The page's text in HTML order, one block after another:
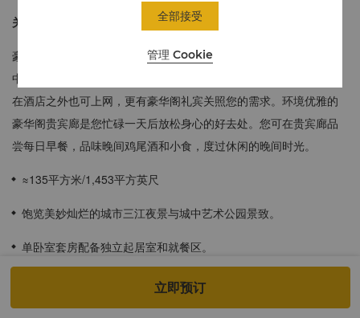
关于豪华阁
豪华阁宾客可享受香格里拉热情的款客之道以及个性化的服务，其
中包括在客房内优先办理入住/退房，移动无线上网设施，让您即便
在酒店之外也可上网，更有豪华阁礼宾关照您的需求。环境优雅的
豪华阁贵宾廊是您忙碌一天后放松身心的好去处。您可在贵宾廊品
尝每日早餐，品味晚间鸡尾酒和小食，度过休闲的晚间时光。
≈135平方米/1,453平方英尺
饱览美妙灿烂的城市三江夜景与城中艺术公园景致。
单卧室套房配备独立起居室和就餐区。
浴室配备液晶电视、宽大浴缸、长绒浴巾和浴袍。
立即预订
管理 Cookie
全部接受